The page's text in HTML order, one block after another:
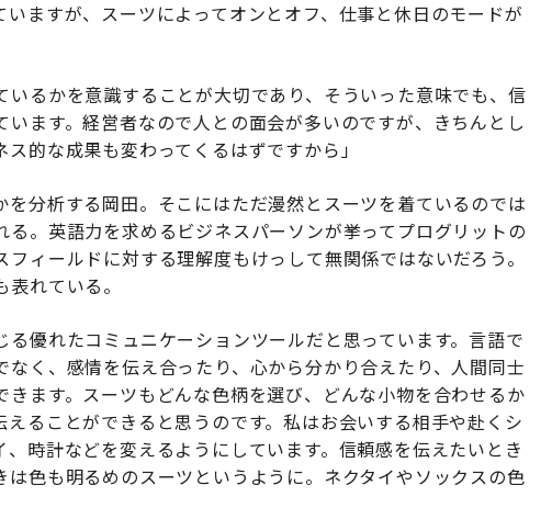
ますが、スーツによってオンとオフ、仕事と休日のモードが
るかを意識することが大切であり、そういった意味でも、信
ます。経営者なので人との面会が多いのですが、きちんとし
的な成果も変わってくるはずですから」
分析する岡田。そこにはただ漫然とスーツを着ているのでは
。英語力を求めるビジネスパーソンが挙ってプログリットの
ィールドに対する理解度もけっして無関係ではないだろう。
れている。
る優れたコミュニケーションツールだと思っています。言語で
く、感情を伝え合ったり、心から分かり合えたり、人間同士
ます。スーツもどんな色柄を選び、どんな小物を合わせるか
ることができると思うのです。私はお会いする相手や赴くシ
時計などを変えるようにしています。信頼感を伝えたいとき
色も明るめのスーツというように。ネクタイやソックスの色